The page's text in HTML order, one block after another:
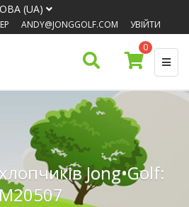
(UA)
ANDY@JONGGOLF.COM
УВІЙТИ
0
Jong•Golf: